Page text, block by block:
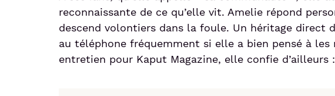
reconnaissante de ce qu’elle vit. Amelie répond
descend volontiers dans la foule. Un héritage direct
au téléphone fréquemment si elle a bien pensé à les
entretien pour Kaput Magazine, elle confie d’ailleurs :